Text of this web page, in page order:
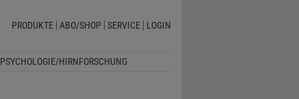
PRODUKTE ABO/SHOP SERVICE LOGIN
PSYCHOLOGIE/HIRNFORSCHUNG